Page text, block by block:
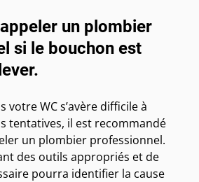
un plombier
si le bouchon est
votre WC s’avère difficile à
tentatives, il est recommandé
un plombier professionnel.
des outils appropriés et de
pourra identifier la cause